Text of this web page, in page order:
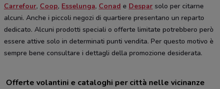
Carrefour, Coop, Esselunga, Conad e Despar solo per citarne
alcuni. Anche i piccoli negozi di quartiere presentano un reparto
dedicato. Alcuni prodotti speciali o offerte limitate potrebbero però
essere attive solo in determinati punti vendita. Per questo motivo è
sempre bene consultare i dettagli della promozione desiderata.
Offerte volantini e cataloghi per città nelle vicinanze